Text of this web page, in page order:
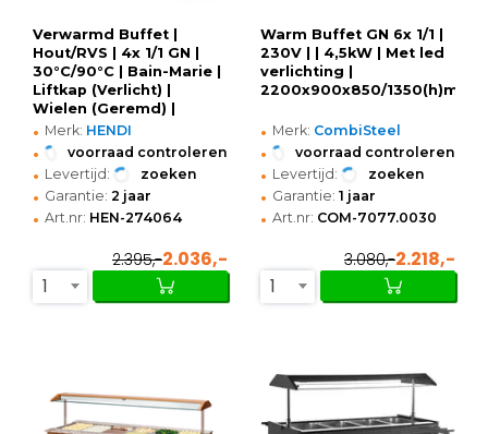
Verwarmd Buffet |
Hout/RVS | 4x 1/1 GN |
30°C/90°C | Bain-Marie |
Liftkap (Verlicht) |
Wielen (Geremd) |
1490x765x1370(h)mm
• Merk: HENDI
• voorraad controleren
• Levertijd: zoeken
• Garantie: 2 jaar
• Art.nr: HEN-274064
2.395,-2.036,-
1
Warm Buffet GN 6x 1/1 |
230V | | 4,5kW | Met led
verlichting |
2200x900x850/1350(h)mm
• Merk: CombiSteel
• voorraad controleren
• Levertijd: zoeken
• Garantie: 1 jaar
• Art.nr: COM-7077.0030
3.080,-2.218,-
1